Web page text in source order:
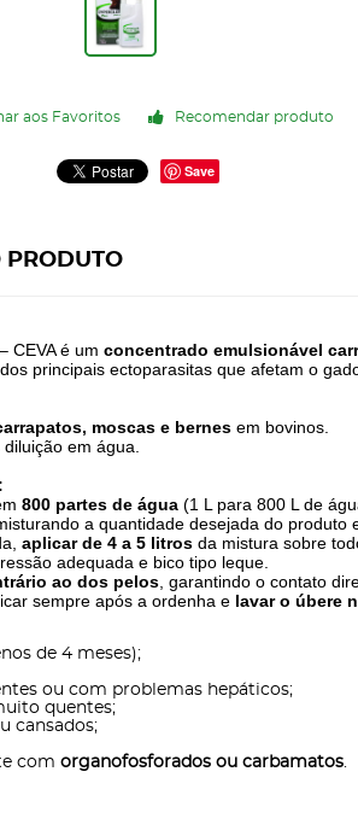
aos Favoritos Recomendar produto
Save
PRODUTO
CEVA é um concentrado emulsionável
principais ectoparasitas que afetam o
moscas e bernes em bovinos.
em água.
800 partes de água (1 L para 800 L de
misturando a quantidade desejada do
aplicar de 4 a 5 litros da mistura sobre
adequada e bico tipo leque.
ao dos pelos , garantindo o contato
sempre após a ordenha e lavar o úbere
de 4 meses);
ou com problemas hepáticos;
quentes;
cansados;
com organofosforados ou carbamatos.